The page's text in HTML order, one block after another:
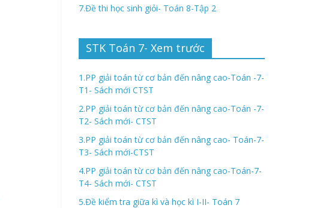
7.Đề thi học sinh giỏi- Toán 8-Tập 2
STK Toán 7- Xem trước
1.PP giải toán từ cơ bản đến nâng cao-Toán -7-
T1- Sách mới CTST
2.PP giải toán từ cơ bản đến nâng cao-Toán -7-
T2- Sách mới- CTST
3.PP giải toán từ cơ bản đến nâng cao- Toán-7-
T3- Sách mới-CTST
4.PP giải toán từ cơ bản đến nâng cao-Toán-7-
T4- Sách mới- CTST
5.Đề kiểm tra giữa kì và học kì I-II- Toán 7